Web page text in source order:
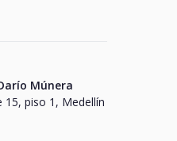
Múnera
15, piso 1, Medellín